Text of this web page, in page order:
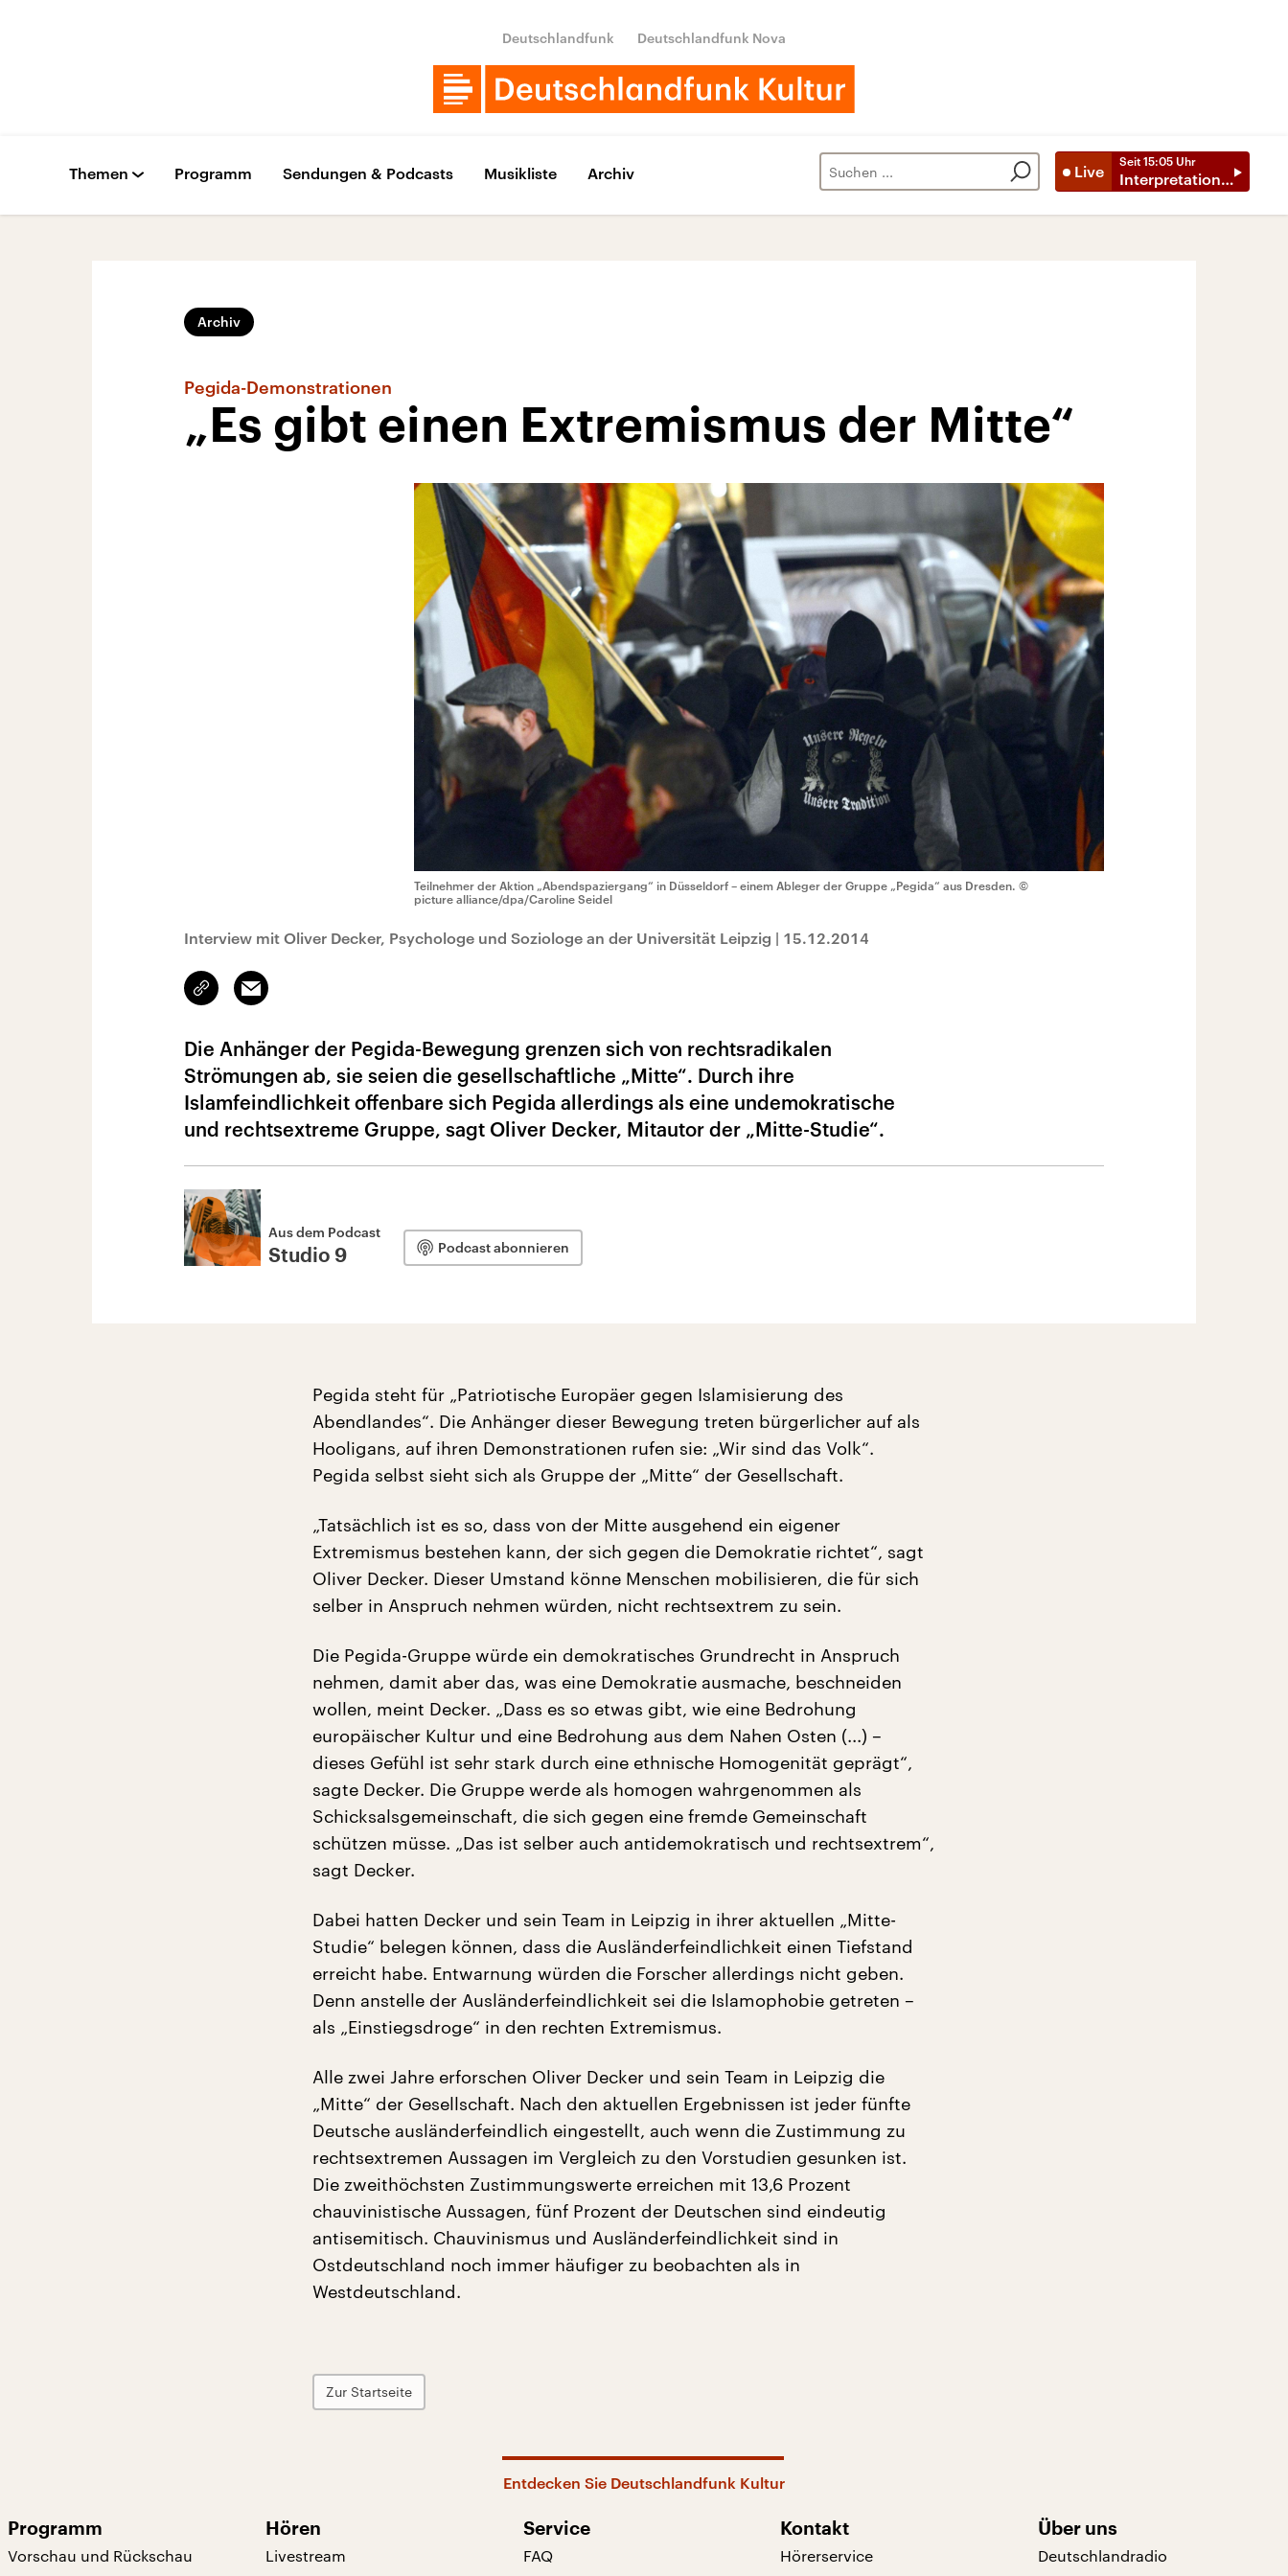
Deutschlandfunk Deutschlandfunk Nova
Live
Seit 15:05 Uhr
Interpretationen
Themen Programm Sendungen & Podcasts Musikliste Archiv
Archiv
Pegida-Demonstrationen
„Es gibt einen Extremismus der Mitte“
Teilnehmer der Aktion „Abendspaziergang“ in Düsseldorf – einem Ableger der Gruppe „Pegida“ aus Dresden. ©
picture alliance/dpa/Caroline Seidel
Interview mit Oliver Decker, Psychologe und Soziologe an der Universität Leipzig | 15.12.2014
Link
kopieren/teilen
Email
Die Anhänger der Pegida-Bewegung grenzen sich von rechtsradikalen
Strömungen ab, sie seien die gesellschaftliche „Mitte“. Durch ihre
Islamfeindlichkeit offenbare sich Pegida allerdings als eine undemokratische
und rechtsextreme Gruppe, sagt Oliver Decker, Mitautor der „Mitte-Studie“.
Aus dem Podcast
Studio 9 Podcast abonnieren
Pegida steht für „Patriotische Europäer gegen Islamisierung des
Abendlandes“. Die Anhänger dieser Bewegung treten bürgerlicher auf als
Hooligans, auf ihren Demonstrationen rufen sie: „Wir sind das Volk“.
Pegida selbst sieht sich als Gruppe der „Mitte“ der Gesellschaft.
„Tatsächlich ist es so, dass von der Mitte ausgehend ein eigener
Extremismus bestehen kann, der sich gegen die Demokratie richtet“, sagt
Oliver Decker. Dieser Umstand könne Menschen mobilisieren, die für sich
selber in Anspruch nehmen würden, nicht rechtsextrem zu sein.
Die Pegida-Gruppe würde ein demokratisches Grundrecht in Anspruch
nehmen, damit aber das, was eine Demokratie ausmache, beschneiden
wollen, meint Decker. „Dass es so etwas gibt, wie eine Bedrohung
europäischer Kultur und eine Bedrohung aus dem Nahen Osten (...) –
dieses Gefühl ist sehr stark durch eine ethnische Homogenität geprägt“,
sagte Decker. Die Gruppe werde als homogen wahrgenommen als
Schicksalsgemeinschaft, die sich gegen eine fremde Gemeinschaft
schützen müsse. „Das ist selber auch antidemokratisch und rechtsextrem“,
sagt Decker.
Dabei hatten Decker und sein Team in Leipzig in ihrer aktuellen „Mitte-
Studie“ belegen können, dass die Ausländerfeindlichkeit einen Tiefstand
erreicht habe. Entwarnung würden die Forscher allerdings nicht geben.
Denn anstelle der Ausländerfeindlichkeit sei die Islamophobie getreten –
als „Einstiegsdroge“ in den rechten Extremismus.
Alle zwei Jahre erforschen Oliver Decker und sein Team in Leipzig die
„Mitte“ der Gesellschaft. Nach den aktuellen Ergebnissen ist jeder fünfte
Deutsche ausländerfeindlich eingestellt, auch wenn die Zustimmung zu
rechtsextremen Aussagen im Vergleich zu den Vorstudien gesunken ist.
Die zweithöchsten Zustimmungswerte erreichen mit 13,6 Prozent
chauvinistische Aussagen, fünf Prozent der Deutschen sind eindeutig
antisemitisch. Chauvinismus und Ausländerfeindlichkeit sind in
Ostdeutschland noch immer häufiger zu beobachten als in
Westdeutschland.
Zur Startseite
Entdecken Sie Deutschlandfunk Kultur
Programm
Vorschau und Rückschau
Hören
Livestream
Service
FAQ
Kontakt
Hörerservice
Über uns
Deutschlandradio